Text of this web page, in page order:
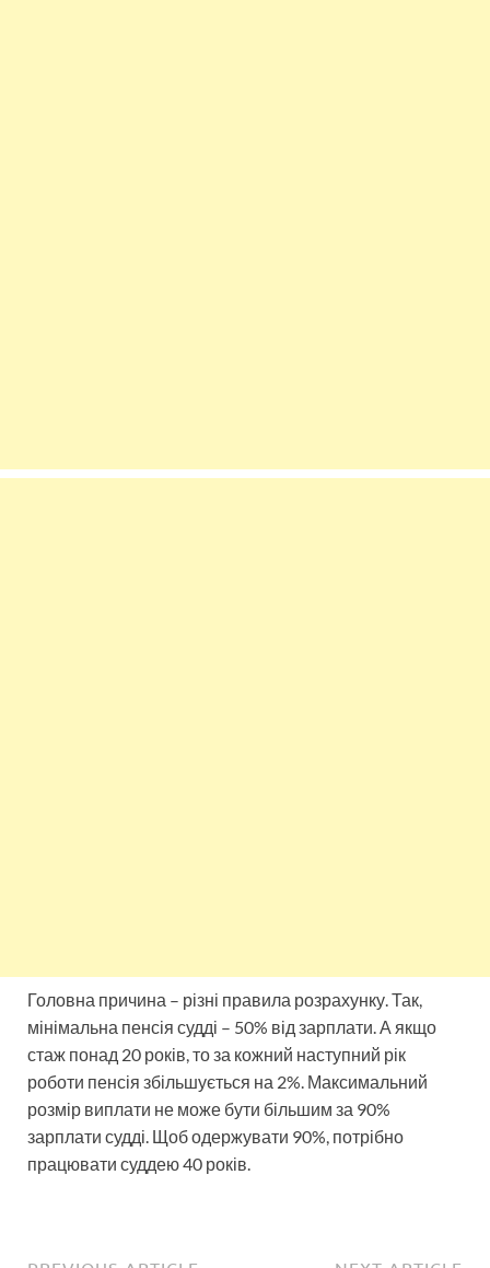
Головна причина – різні правила розрахунку. Так,
мінімальна пенсія судді – 50% від зарплати. А якщо
стаж понад 20 років, то за кожний наступний рік
роботи пенсія збільшується на 2%. Максимальний
розмір виплати не може бути більшим за 90%
зарплати судді. Щоб одержувати 90%, потрібно
працювати суддею 40 років.